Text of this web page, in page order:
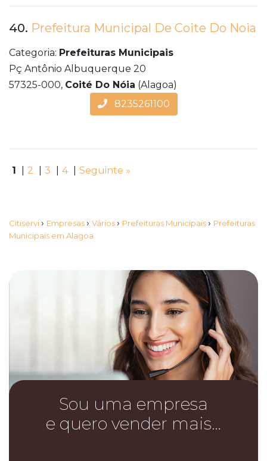
40. Prefeitura Municipal De Coite Do Noia
Categoria: Prefeituras Municipais
Pç Antônio Albuquerque 20
57325-000, Coité Do Nóia (Alagoa)
8235261100
1 2 3 4 Seguinte »
Citiservi › Empresas › Vários › Prefeituras Municipais › Prefeituras
Municipais em Alagoa
Sou uma empresa
e quero vender mais…